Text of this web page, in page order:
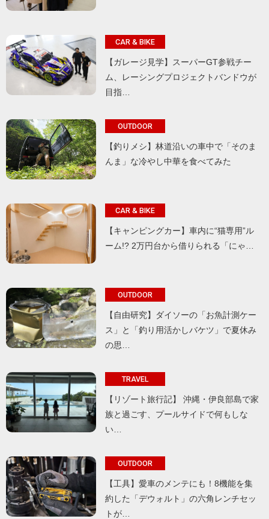
CAR & BIKE
【ガレージ見学】スーパーGT参戦チー
ム、レーシングプロジェクトバンドウが
目指…
OUTDOOR
【釣りメシ】林道沿いの車中で「そのま
んま」な冷やし中華を食べてみた
CAR & BIKE
【キャンピングカー】車内に“猫専用”ル
ーム!? 2万円台から借りられる「にゃ…
OUTDOOR
【自由研究】ダイソーの「お魚計測ケー
ス」と「釣り用活かしバケツ」で夏休み
の思…
TRAVEL
【リゾート旅行記】 沖縄・伊良部島で家
族と過ごす、プールサイドで何もしな
い…
OUTDOOR
【工具】愛車のメンテにも！8機能を集
約した「デウォルト」の六角レンチセッ
トが…